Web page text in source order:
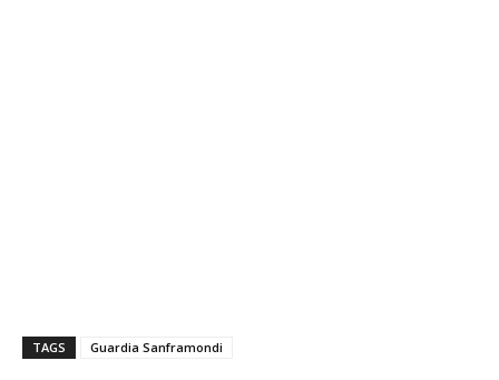
TAGS Guardia Sanframondi